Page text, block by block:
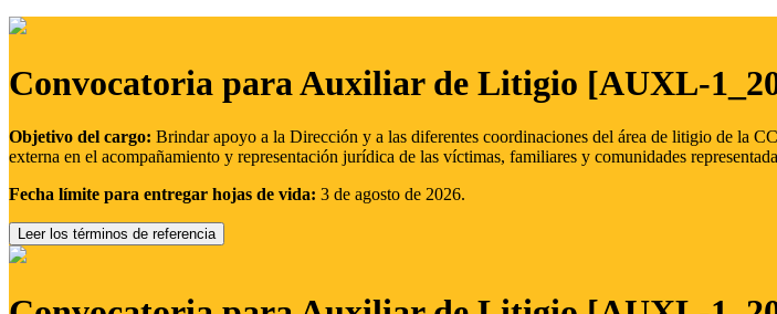
Convocatoria para Auxiliar de Litigio [AUXL-
Objetivo del cargo: Brindar apoyo a la Dirección y a las diferentes coordinaciones del área de litigio de la
externa en el acompañamiento y representación jurídica de las víctimas, familiares y comunidades
Fecha límite para entregar hojas de vida: 3 de agosto de 2026.
Leer los términos de referencia